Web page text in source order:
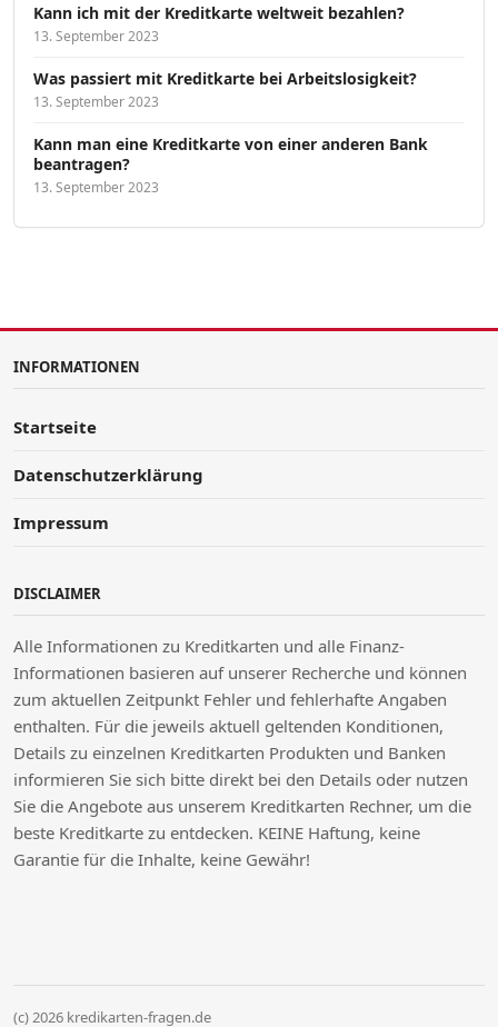
Kann ich mit der Kreditkarte weltweit bezahlen?
13. September 2023
Was passiert mit Kreditkarte bei Arbeitslosigkeit?
13. September 2023
Kann man eine Kreditkarte von einer anderen Bank
beantragen?
13. September 2023
INFORMATIONEN
Startseite
Datenschutzerklärung
Impressum
DISCLAIMER
Alle Informationen zu Kreditkarten und alle Finanz-
Informationen basieren auf unserer Recherche und können
zum aktuellen Zeitpunkt Fehler und fehlerhafte Angaben
enthalten. Für die jeweils aktuell geltenden Konditionen,
Details zu einzelnen Kreditkarten Produkten und Banken
informieren Sie sich bitte direkt bei den Details oder nutzen
Sie die Angebote aus unserem Kreditkarten Rechner, um die
beste Kreditkarte zu entdecken. KEINE Haftung, keine
Garantie für die Inhalte, keine Gewähr!
(c) 2026 kredikarten-fragen.de